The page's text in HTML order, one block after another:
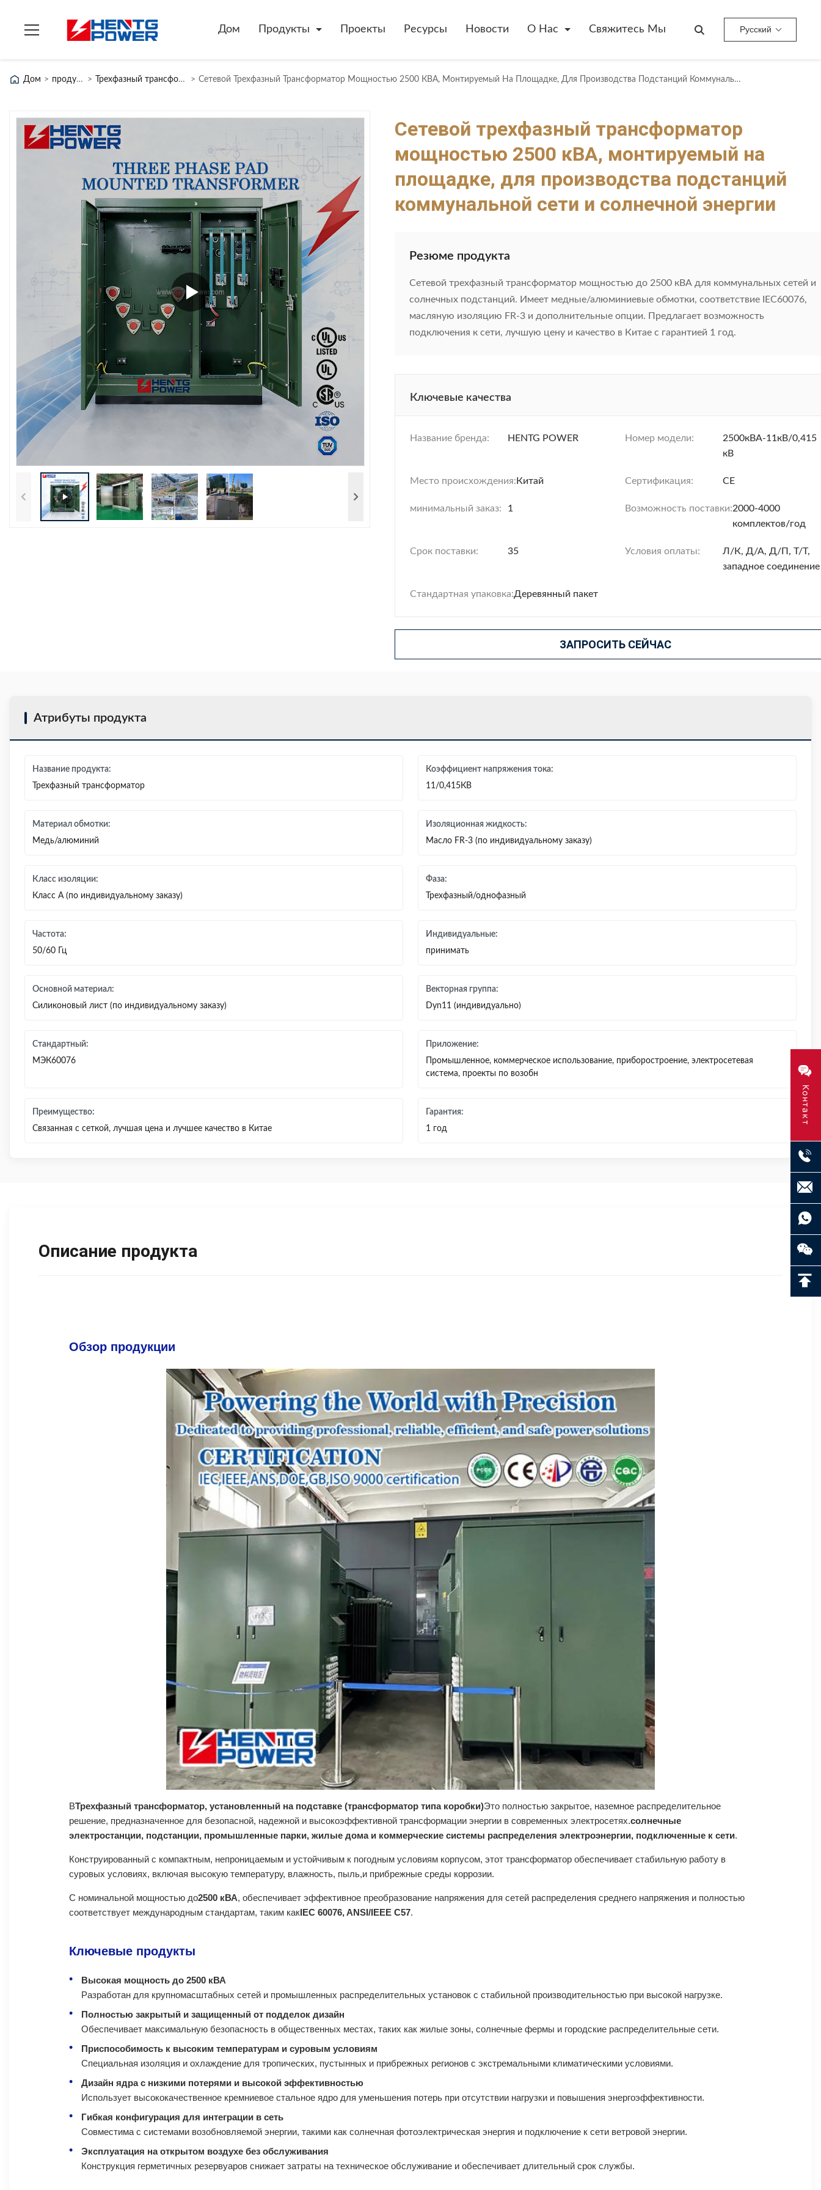
Контакт
Дом Продукты Проекты Ресурсы Новости О Нас Свяжитесь Мы Русский
Дом > продукты > Трехфазный трансформатор > Сетевой Трехфазный Трансформатор Мощностью 2500 КВА, Монтируемый На Площадке, Для Производства Подстанций Коммунальной Сети И Солнечной Энергии
Сетевой трехфазный трансформатор
мощностью 2500 кВА, монтируемый на
площадке, для производства подстанций
коммунальной сети и солнечной энергии
Резюме продукта
Сетевой трехфазный трансформатор мощностью до 2500 кВА для коммунальных сетей и
солнечных подстанций. Имеет медные/алюминиевые обмотки, соответствие IEC60076,
масляную изоляцию FR-3 и дополнительные опции. Предлагает возможность
подключения к сети, лучшую цену и качество в Китае с гарантией 1 год.
Ключевые качества
Название бренда: HENTG POWER Номер модели:
2500кВА-11кВ/0,415
кВ
Место происхождения: Китай Сертификация: CE
минимальный заказ: 1 Возможность поставки:2000-4000
комплектов/год
Срок поставки: 35 Условия оплаты:
Л/К, Д/А, Д/П, Т/Т,
западное соединение
Стандартная упаковка:Деревянный пакет
ЗАПРОСИТЬ СЕЙЧАС
Атрибуты продукта
Название продукта:
Трехфазный трансформатор
Коэффициент напряжения тока:
11/0,415КВ
Материал обмотки:
Медь/алюминий
Изоляционная жидкость:
Масло FR-3 (по индивидуальному заказу)
Класс изоляции:
Класс А (по индивидуальному заказу)
Фаза:
Трехфазный/однофазный
Частота:
50/60 Гц
Индивидуальные:
принимать
Основной материал:
Силиконовый лист (по индивидуальному заказу)
Векторная группа:
Dyn11 (индивидуально)
Стандартный:
МЭК60076
Приложение:
Промышленное, коммерческое использование, приборостроение, электросетевая
система, проекты по возобн
Преимущество:
Связанная с сеткой, лучшая цена и лучшее качество в Китае
Гарантия:
1 год
Описание продукта
Обзор продукции
ВТрехфазный трансформатор, установленный на подставке (трансформатор типа коробки)Это полностью закрытое, наземное распределительное
решение, предназначенное для безопасной, надежной и высокоэффективной трансформации энергии в современных электросетях.солнечные
электростанции, подстанции, промышленные парки, жилые дома и коммерческие системы распределения электроэнергии, подключенные к сети.
Конструированный с компактным, непроницаемым и устойчивым к погодным условиям корпусом, этот трансформатор обеспечивает стабильную работу в
суровых условиях, включая высокую температуру, влажность, пыль,и прибрежные среды коррозии.
С номинальной мощностью до2500 кВА, обеспечивает эффективное преобразование напряжения для сетей распределения среднего напряжения и полностью
соответствует международным стандартам, таким какIEC 60076, ANSI/IEEE C57.
Ключевые продукты
Высокая мощность до 2500 кВА
Разработан для крупномасштабных сетей и промышленных распределительных установок с стабильной производительностью при высокой нагрузке.
Полностью закрытый и защищенный от подделок дизайн
Обеспечивает максимальную безопасность в общественных местах, таких как жилые зоны, солнечные фермы и городские распределительные сети.
Приспособимость к высоким температурам и суровым условиям
Специальная изоляция и охлаждение для тропических, пустынных и прибрежных регионов с экстремальными климатическими условиями.
Дизайн ядра с низкими потерями и высокой эффективностью
Использует высококачественное кремниевое стальное ядро для уменьшения потерь при отсутствии нагрузки и повышения энергоэффективности.
Гибкая конфигурация для интеграции в сеть
Совместима с системами возобновляемой энергии, такими как солнечная фотоэлектрическая энергия и подключение к сети ветровой энергии.
Эксплуатация на открытом воздухе без обслуживания
Конструкция герметичных резервуаров снижает затраты на техническое обслуживание и обеспечивает длительный срок службы.